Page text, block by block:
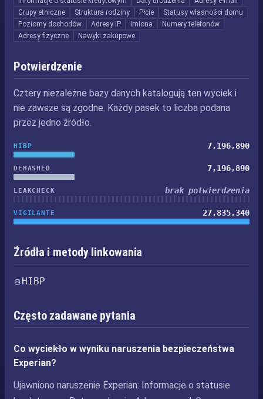
Grupy etniczne
Struktura rodziny Płcie
Statusy własności domu
Poziomy dochodów
Adresy IP Imiona
Numery telefonów
Adresy fizyczne
Nawyki zakupowe
Potwierdzenie
Cztery niezależne bazy danych katalogują ten wyciek i
nie zawsze są zgodne. Każdy pasek to liczba podana
przez jedno źródło.
HIBP 7,196,890
DEHASHED 7,196,890
LEAKCHECK brak potwierdzenia
VIGILANTE 27,835,340
Źródła i metody linkowania
HIBP
Często zadawane pytania
Co wyciekło w wyniku naruszenia bezpieczeństwa
Experian?
Ujawniono naruszenie Experian: Informacje o statusie